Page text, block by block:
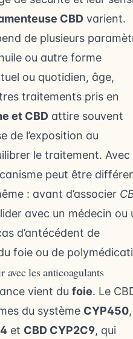
CBD varient.
de plusieurs
ou autre forme
ou quotidien, âge,
traitements pris en
et CBD attire souvent
de l’exposition au
le traitement. Avec
peut être
: avant d’associer
avec un médecin ou
d’antécédent de
foie ou de
les anticoagulants
vient du foie. Le
du système CYP450,
et CBD CYP2C9, qui